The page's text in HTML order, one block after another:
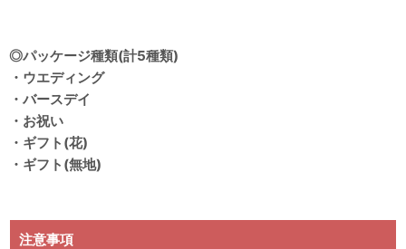
◎パッケージ種類(計5種類)
・ウエディング
・バースデイ
・お祝い
・ギフト(花)
・ギフト(無地)
注意事項